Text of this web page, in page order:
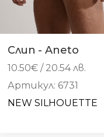
Слип - Aneto
10.50€ / 20.54 лв.
Артикул: 6731
NEW SILHOUETTE